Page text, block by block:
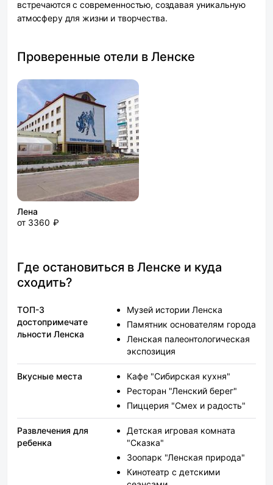
встречаются с современностью, создавая уникальную
атмосферу для жизни и творчества.
Проверенные отели в Ленске
Лена
от 3360 ₽
Где остановиться в Ленске и куда
сходить?
ТОП-3
достопримечате
льности Ленска
Музей истории Ленска
Памятник основателям города
Ленская палеонтологическая
экспозиция
Вкусные места
Кафе "Сибирская кухня"
Ресторан "Ленский берег"
Пиццерия "Смех и радость"
Развлечения для
ребенка
Детская игровая комната
"Сказка"
Зоопарк "Ленская природа"
Кинотеатр с детскими